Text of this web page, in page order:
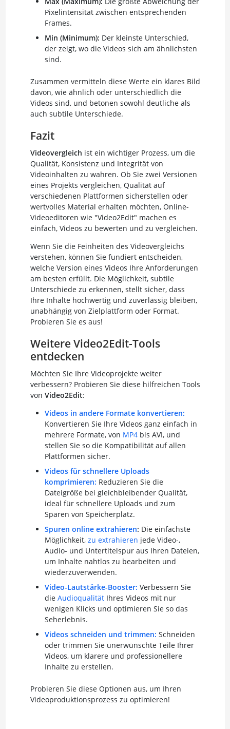
Pixelintensität zwischen entsprechenden
Frames.
Min (Minimum): Der kleinste Unterschied,
der zeigt, wo die Videos sich am ähnlichsten
sind.
Zusammen vermitteln diese Werte ein klares Bild
davon, wie ähnlich oder unterschiedlich die
Videos sind, und betonen sowohl deutliche als
auch subtile Unterschiede.
Fazit
Videovergleich ist ein wichtiger Prozess, um die
Qualität, Konsistenz und Integrität von
Videoinhalten zu wahren. Ob Sie zwei Versionen
eines Projekts vergleichen, Qualität auf
verschiedenen Plattformen sicherstellen oder
wertvolles Material erhalten möchten, Online-
Videoeditoren wie "Video2Edit" machen es
einfach, Videos zu bewerten und zu vergleichen.
Wenn Sie die Feinheiten des Videovergleichs
verstehen, können Sie fundiert entscheiden,
welche Version eines Videos Ihre Anforderungen
am besten erfüllt. Die Möglichkeit, subtile
Unterschiede zu erkennen, stellt sicher, dass
Ihre Inhalte hochwertig und zuverlässig bleiben,
unabhängig von Zielplattform oder Format.
Probieren Sie es aus!
Weitere Video2Edit-Tools
entdecken
Möchten Sie Ihre Videoprojekte weiter
verbessern? Probieren Sie diese hilfreichen Tools
von Video2Edit:
Videos in andere Formate konvertieren:
Konvertieren Sie Ihre Videos ganz einfach in
mehrere Formate, von MP4bis AVI, und
stellen Sie so die Kompatibilität auf allen
Plattformen sicher.
Videos für schnellere Uploads
komprimieren: Reduzieren Sie die
Dateigröße bei gleichbleibender Qualität,
ideal für schnellere Uploads und zum
Sparen von Speicherplatz.
Spuren online extrahieren: Die einfachste
Möglichkeit, zu extrahieren jede Video-,
Audio- und Untertitelspur aus Ihren Dateien,
um Inhalte nahtlos zu bearbeiten und
wiederzuverwenden.
Video-Lautstärke-Booster: Verbessern Sie
die AudioqualitätIhres Videos mit nur
wenigen Klicks und optimieren Sie so das
Seherlebnis.
Videos schneiden und trimmen: Schneiden
oder trimmen Sie unerwünschte Teile Ihrer
Videos, um klarere und professionellere
Inhalte zu erstellen.
Probieren Sie diese Optionen aus, um Ihren
Videoproduktionsprozess zu optimieren!